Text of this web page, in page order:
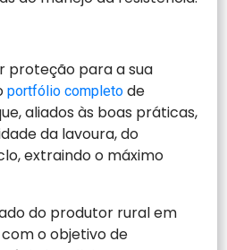
proteção para a sua
portfólio completo de
aliados às boas práticas,
da lavoura, do
extraindo o máximo
do produtor rural em
o objetivo de